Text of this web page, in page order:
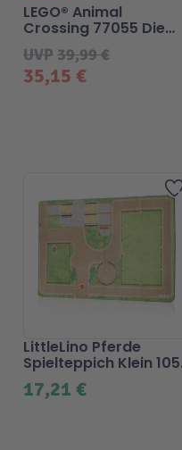
35,15 €
UVP39,99 €
LEGO® Animal
Crossing 77055 Die
Schneiderei der
Schneiderschwestern
17,21 €
LittleLino Pferde
Spielteppich Klein 105
x 168 cm